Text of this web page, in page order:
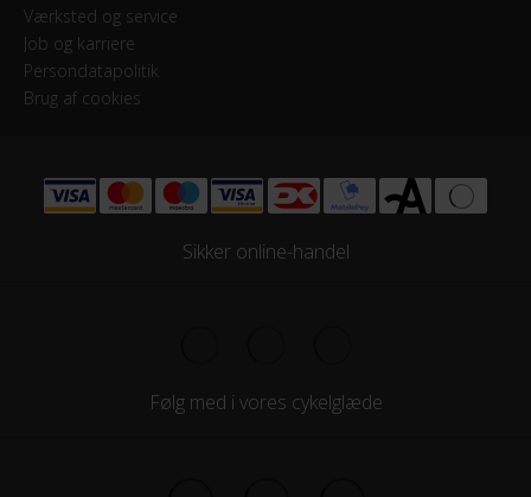
Værksted og service
Job og karriere
Persondatapolitik
Brug af cookies
Sikker online-handel
Følg med i vores cykelglæde